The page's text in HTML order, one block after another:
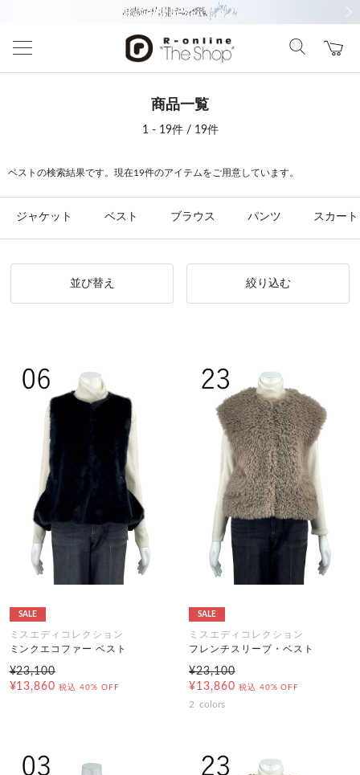
商品一覧
1 - 19件 / 19件
ベストの検索結果です。現在19件のアイテムをご用意しています。
ジャケット ベスト ブラウス パンツ スカート
並び替え 絞り込む
SALE
ミスエディコレクション
ミンクエコファー ベスト
¥23,100
¥13,860 税込 40% OFF
SALE
ミスエディコレクション
フレンチスリーブ・ベスト
¥23,100
¥13,860 税込 40% OFF
2 colors